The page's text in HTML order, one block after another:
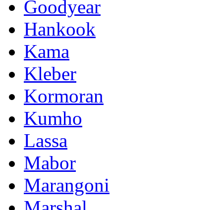
Goodyear
Hankook
Kama
Kleber
Kormoran
Kumho
Lassa
Mabor
Marangoni